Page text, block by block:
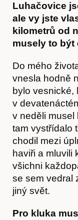
Luhačovice
ale vy jste
kilometrů od
musely to být
Do mého
vnesla hodně
bylo vesnické,
v
v neděli
tam vystřídalo
chodil mezi
haviři a mluvili
všichni
se sem vedral
jiný svět.
Pro kluka